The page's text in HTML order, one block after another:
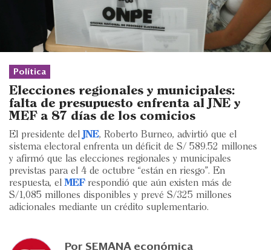
Management
Economía y Finanzas
Legal y Política
Eventos
Ranking CEO
Edición Impresa
Política
Elecciones regionales y municipales:
falta de presupuesto enfrenta al JNE y
MEF a 87 días de los comicios
El presidente del JNE, Roberto Burneo, advirtió que el
sistema electoral enfrenta un déficit de S/ 589.52 millones
y afirmó que las elecciones regionales y municipales
previstas para el 4 de octubre “están en riesgo”. En
respuesta, el MEFrespondió que aún existen más de
S/1,085 millones disponibles y prevé S/325 millones
adicionales mediante un crédito suplementario.
Por SEMANA económica